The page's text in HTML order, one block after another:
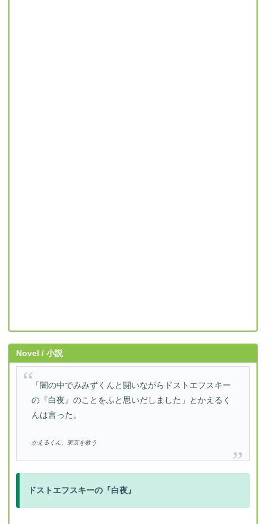
Novel / 小説
「闇の中でみみずくんと闘いながらドストエフスキー
の『白夜』のことをふと思いだしました」とかえるく
んは言った。
かえるくん、東京を救う
ドストエフスキーの『白夜』